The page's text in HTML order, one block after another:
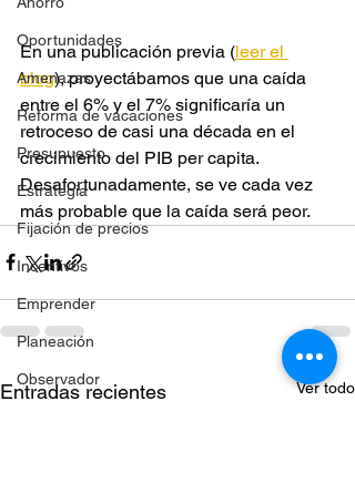
Oportunidades
Amenazas
Reforma de vacaciones
Presupuesto
Estrategia
Fijación de precios
Incentivos
Emprender
Planeación
Observador
En una publicación previa (leer el
blog), proyectábamos que una caída
entre el 6% y el 7% significaría un
retroceso de casi una década en el
crecimiento del PIB per capita.
Desafortunadamente, se ve cada vez
más probable que la caída será peor.
Entradas recientes Ver todo